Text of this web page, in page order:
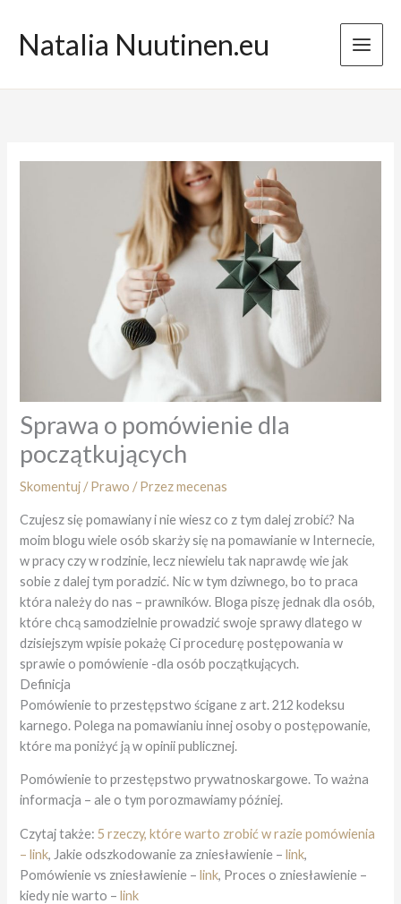
treściNatalia Nuutinen.eu
Sprawa o pomówienie dla
początkujących
Skomentuj /Prawo / Przezmecenas
Czujesz się pomawiany i nie wiesz co z tym dalej zrobić? Na
moim blogu wiele osób skarży się na pomawianie w Internecie,
w pracy czy w rodzinie, lecz niewielu tak naprawdę wie jak
sobie z dalej tym poradzić. Nic w tym dziwnego, bo to praca
która należy do nas – prawników. Bloga piszę jednak dla osób,
które chcą samodzielnie prowadzić swoje sprawy dlatego w
dzisiejszym wpisie pokażę Ci procedurę postępowania w
sprawie o pomówienie -dla osób początkujących.
Definicja
Pomówienie to przestępstwo ścigane z art. 212 kodeksu
karnego. Polega na pomawianiu innej osoby o postępowanie,
które ma poniżyć ją w opinii publicznej.
Pomówienie to przestępstwo prywatnoskargowe. To ważna
informacja – ale o tym porozmawiamy później.
Czytaj także:5 rzeczy, które warto zrobić w razie pomówienia
– link, Jakie odszkodowanie za zniesławienie –link,
Pomówienie vs zniesławienie –link, Proces o zniesławienie –
kiedy nie warto –link